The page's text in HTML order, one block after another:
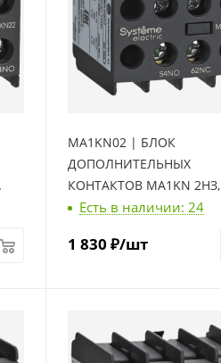
MA1KN02 | БЛОК
ДОПОЛНИТЕЛЬНЫХ
КОНТАКТОВ MA1KN 2НЗ,
Systeme Electric
Есть в наличии: 24
1 830 ₽/шт